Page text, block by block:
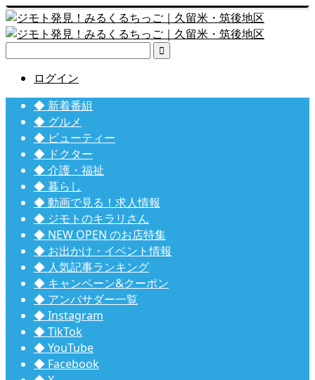

ログイン
◆ 新着番組
◆ グルメ
◆ ビューティー
◆ ドクター
◆ 介護・福祉
◆ 暮らし
◆ 動画で見る！求人情報
◆ ジモトのキラリさん
◆ NEW OPEN のお店特集
◆ お出かけ・イベント情報
◆ 人気記事ランキング
◆ キャンペーン&クーポン
◆ アンバサダー一覧
◆ Instagram
◆ TikTok
◆ YouTube
◆ Facebook